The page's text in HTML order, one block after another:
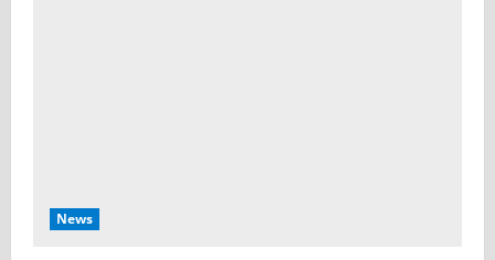
News